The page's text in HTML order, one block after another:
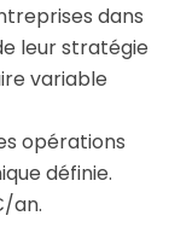
dans
leur stratégie
variable
opérations
définie.
an.